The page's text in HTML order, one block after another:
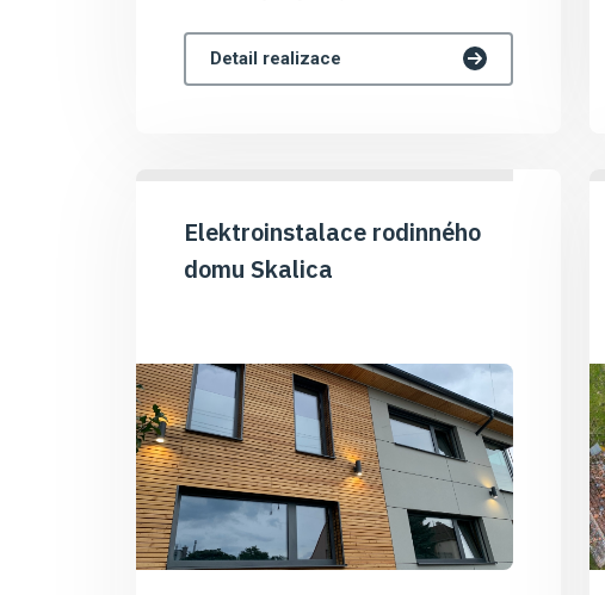
Detail realizace
Elektroinstalace rodinného
domu Skalica